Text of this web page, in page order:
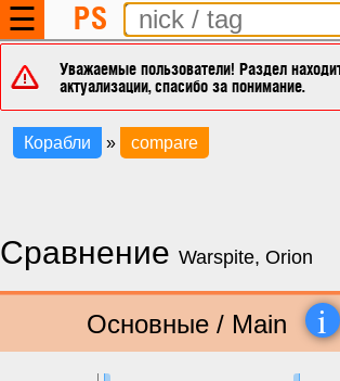
☰ PS
Уважаемые пользователи! Раздел
актуализации, спасибо за понимание.
Корабли » compare
Сравнение Warspite, Orion
Основные / Main i